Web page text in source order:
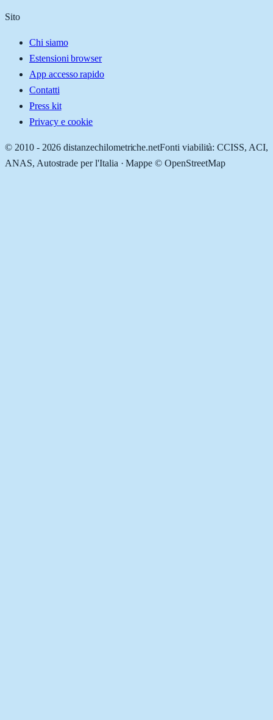
Sito
Chi siamo
Estensioni browser
App accesso rapido
Contatti
Press kit
Privacy e cookie
© 2010 - 2026 distanzechilometriche.netFonti viabilità: CCISS, ACI,
ANAS, Autostrade per l'Italia · Mappe © OpenStreetMap